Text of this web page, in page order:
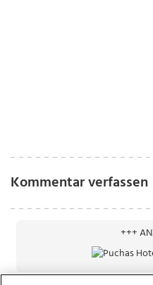
Kommentar verfassen
+++